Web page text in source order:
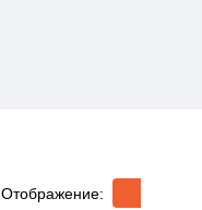
Отображение: